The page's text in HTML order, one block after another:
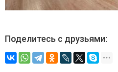
Поделитесь с друзьями: